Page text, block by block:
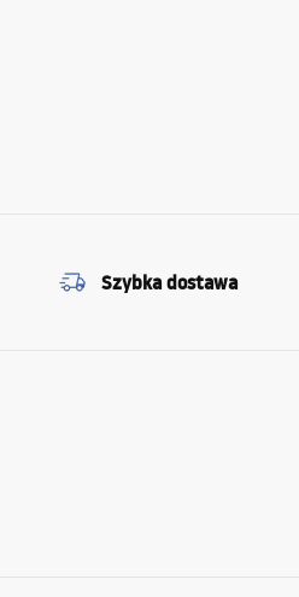
Szybka dostawa